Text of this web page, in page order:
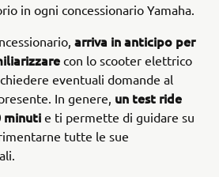
in ogni concessionario Yamaha.
arriva in anticipo per
con lo scooter elettrico
eventuali domande al
In genere, un test ride
minuti e ti permette di guidare su
tutte le sue